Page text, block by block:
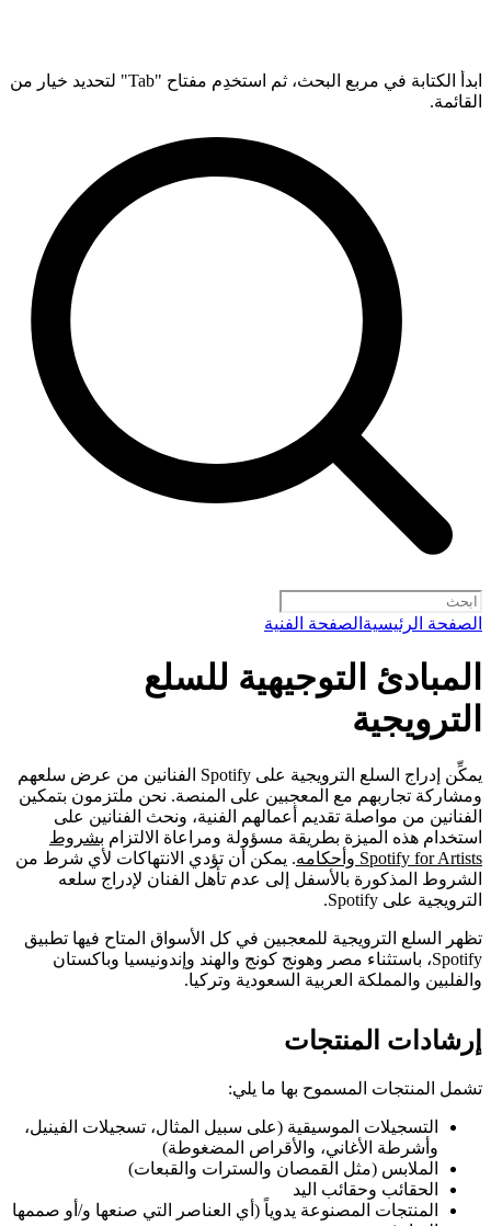
ابدأ الكتابة في مربع البحث، ثم استخدِم مفتاح "Tab" لتحديد خيار من
القائمة.
الصفحة الرئيسية الصفحة الفنية
المبادئ التوجيهية للسلع
الترويجية
يمكِّن إدراج السلع الترويجية على Spotify الفنانين من عرض سلعهم
ومشاركة تجاربهم مع المعجبين على المنصة. نحن ملتزمون بتمكين
الفنانين من مواصلة تقديم أعمالهم الفنية، ونحث الفنانين على
استخدام هذه الميزة بطريقة مسؤولة ومراعاة الالتزام بشروط
Spotify for Artists وأحكامه
. يمكن أن تؤدي الانتهاكات لأي شرط من
الشروط المذكورة بالأسفل إلى عدم تأهل الفنان لإدراج سلعه
الترويجية على Spotify.
تظهر السلع الترويجية للمعجبين في كل الأسواق المتاح فيها تطبيق
Spotify، باستثناء مصر وهونج كونج والهند وإندونيسيا وباكستان
والفلبين والمملكة العربية السعودية وتركيا.
إرشادات المنتجات
تشمل المنتجات المسموح بها ما يلي:
التسجيلات الموسيقية (على سبيل المثال، تسجيلات الفينيل،
وأشرطة الأغاني، والأقراص المضغوطة)
الملابس (مثل القمصان والسترات والقبعات)
الحقائب وحقائب اليد
المنتجات المصنوعة يدوياً (أي العناصر التي صنعها و/أو صممها